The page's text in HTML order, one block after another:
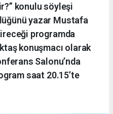
konulu söyleşi
yazar Mustafa
programda
konuşmacı olarak
Salonu’nda
saat 20.15’te